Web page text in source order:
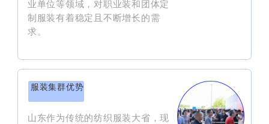
业单位等领域，对职业装和团体定
制服装有着稳定且不断增长的需
求。
服装集群优势
山东作为传统的纺织服装大省，现